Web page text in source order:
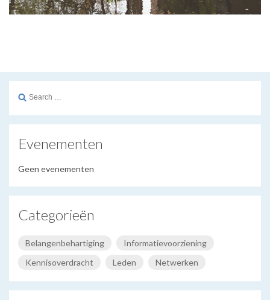
Search
Evenementen
Geen evenementen
Categorieën
Belangenbehartiging
Informatievoorziening
Kennisoverdracht
Leden Netwerken